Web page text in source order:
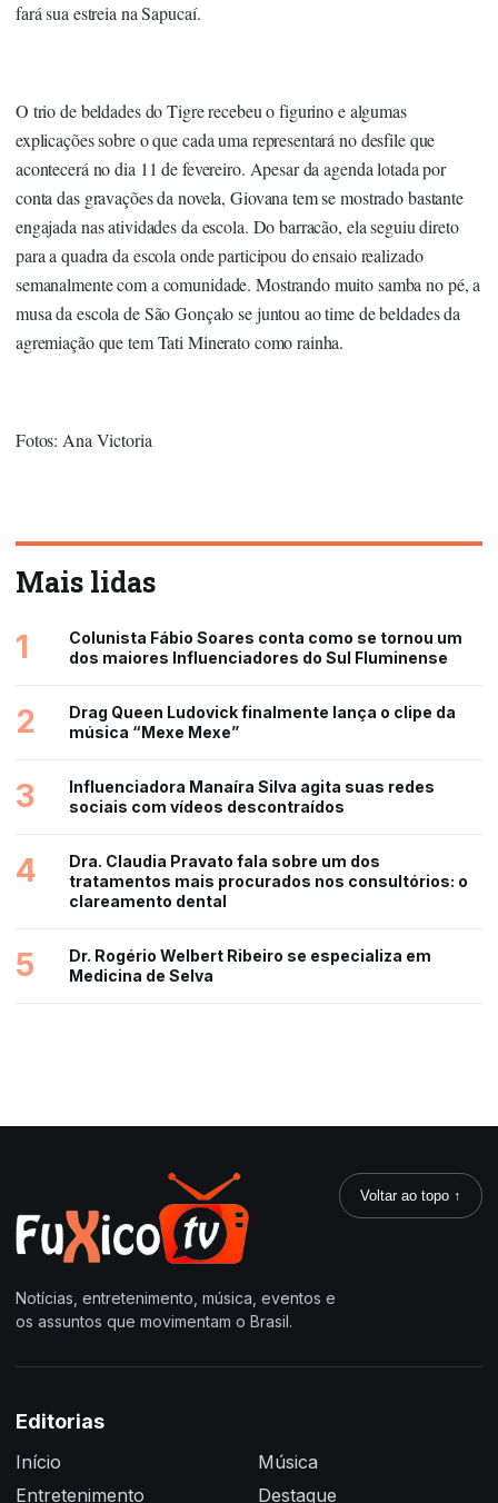
fará sua estreia na Sapucaí.
O trio de beldades do Tigre recebeu o figurino e algumas
explicações sobre o que cada uma representará no desfile que
acontecerá no dia 11 de fevereiro. Apesar da agenda lotada por
conta das gravações da novela, Giovana tem se mostrado bastante
engajada nas atividades da escola. Do barracão, ela seguiu direto
para a quadra da escola onde participou do ensaio realizado
semanalmente com a comunidade. Mostrando muito samba no pé, a
musa da escola de São Gonçalo se juntou ao time de beldades da
agremiação que tem Tati Minerato como rainha.
Fotos: Ana Victoria
Mais lidas
1
Colunista Fábio Soares conta como se tornou um
dos maiores Influenciadores do Sul Fluminense
2
Drag Queen Ludovick finalmente lança o clipe da
música “Mexe Mexe”
3
Influenciadora Manaíra Silva agita suas redes
sociais com vídeos descontraídos
4
Dra. Claudia Pravato fala sobre um dos
tratamentos mais procurados nos consultórios: o
clareamento dental
5
Dr. Rogério Welbert Ribeiro se especializa em
Medicina de Selva
Notícias, entretenimento, música, eventos e
os assuntos que movimentam o Brasil.
Voltar ao topo ↑
Editorias
Início
Entretenimento
Música
Destaque